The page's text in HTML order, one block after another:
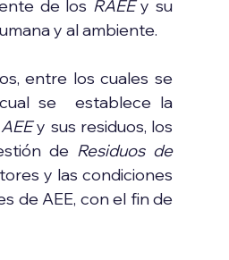
de los RAEE y su
y al ambiente.
entre los cuales se
se  establece la
y sus residuos, los
de Residuos de
y las condiciones
de AEE, con el fin de